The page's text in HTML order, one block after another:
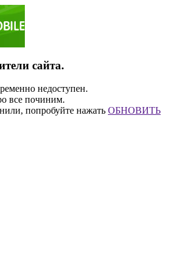
сайта.
недоступен.
все починим.
попробуйте нажать ОБНОВИТЬ